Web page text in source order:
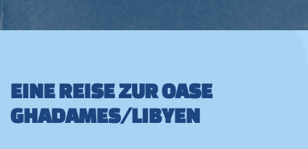
EINE REISE ZUR OASE
GHADAMES/LIBYEN